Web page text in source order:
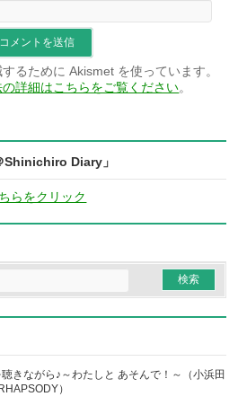
るために Akismet を使っています。
詳細はこちらをご覧ください。
Diary」
らをクリック
きながら♪～わたしと あそんで！～（小浜田
）